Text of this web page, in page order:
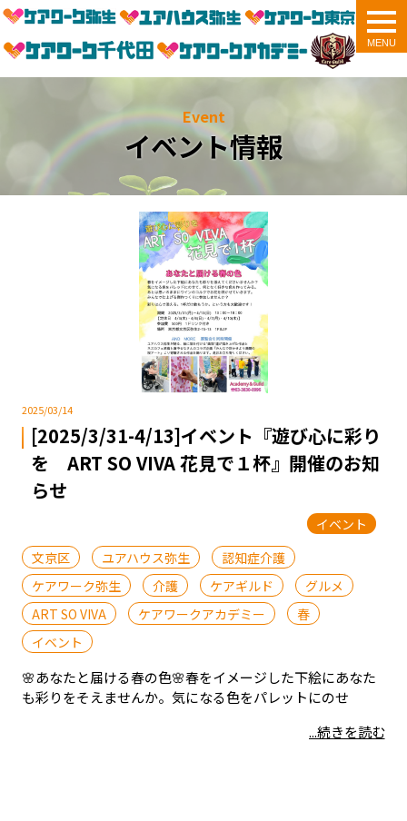
Event
イベント情報
2025/03/14
[2025/3/31-4/13]イベント『遊び心に彩り
を ART SO VIVA 花見で１杯』開催のお知
らせ
イベント
文京区
ユアハウス弥生
認知症介護
ケアワーク弥生
介護 ケアギルド
グルメ
ART SO VIVA
ケアワークアカデミー
春
イベント
🌸あなたと届ける春の色🌸春をイメージした下絵にあなた
も彩りをそえませんか。気になる色をパレットにのせ
...続きを読む